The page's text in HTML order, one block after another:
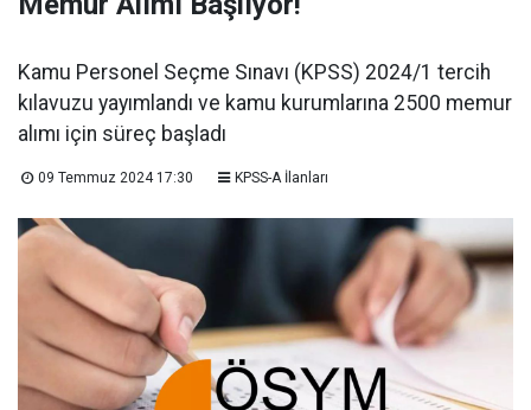
Kamu Personel Seçme Sınavı (KPSS) 2024/1 tercih
kılavuzu yayımlandı ve kamu kurumlarına 2500 memur
alımı için süreç başladı
09 Temmuz 2024 17:30 KPSS-A İlanları